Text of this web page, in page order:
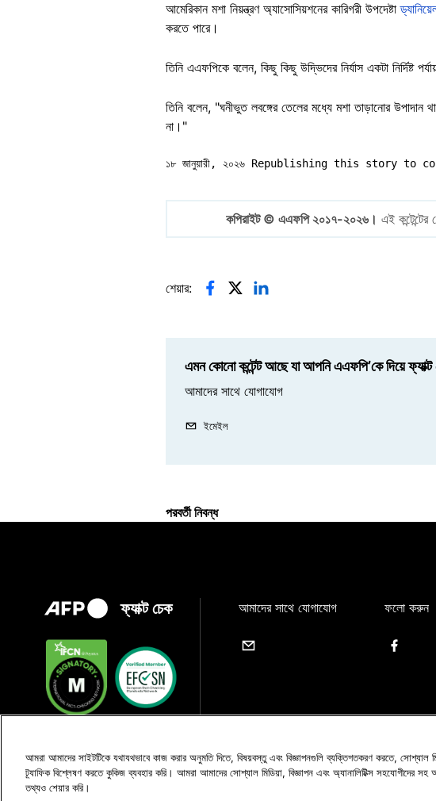
আমেরিকান মশা নিয়ন্ত্রণ অ্যাসোসিয়শনের কারিগরী উপদেষ্টা
করতে পারে।
তিনি এএফপিকে বলেন, কিছু কিছু উদ্ভিদের নির্যাস একটা নির্দিষ্ট
তিনি বলেন, "ঘনীভুত লবঙ্গের তেলের মধ্যে মশা তাড়ানোর
না।"
১৮ জানুয়ারী, ২০২৬ Republishing this story to
কপিরাইট © এএফপি ২০১৭-২০২৬। এই
শেয়ার:
এমন কোনো কন্টেন্ট আছে যা আপনি এএফপি’কে দিয়ে ফ্যাক্ট
আমাদের সাথে যোগাযোগ
ইমেইল
পরবর্তী নিবন্ধ
ফ্যাক্ট চেক আমাদের সাথে যোগাযোগ ফলো করুন
আমরা আমাদের সাইটটিকে যথাযথভাবে কাজ করার অনুমতি দিতে, বিষয়বস্তু এবং বিজ্ঞাপনগুলি ব্যক্তিগতকরণ করতে, সোশ্যাল
ট্র্যাফিক বিশ্লেষণ করতে কুকিজ ব্যবহার করি। আমরা আমাদের সোশ্যাল মিডিয়া, বিজ্ঞাপন এবং অ্যানালিটিক্স সহযোগীদের সহ
তথ্যও শেয়ার করি।